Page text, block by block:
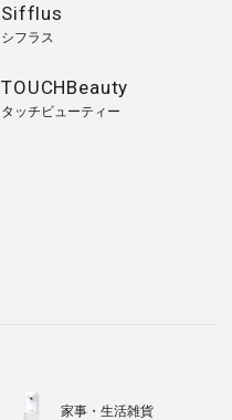
Sifflus
シフラス
TOUCHBeauty
タッチビューティー
家事・生活雑貨